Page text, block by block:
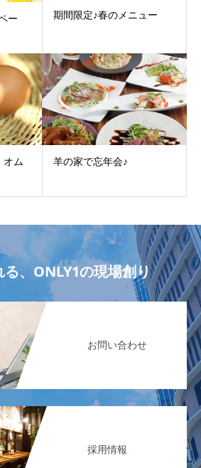
ー
期間限定♪春のメニュー
ム
羊の家で忘年会♪
、ONLY1の現場創り
お問い合わせ
採用情報